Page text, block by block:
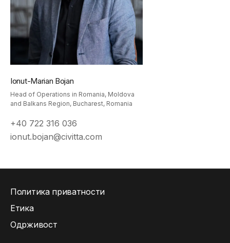
Ionut-Marian Bojan
Head of Operations in Romania, Moldova
and Balkans Region, Bucharest, Romania
ionut.bojan@civitta.com
+40 722 316 036
Политика приватности
Етика
Одрживост